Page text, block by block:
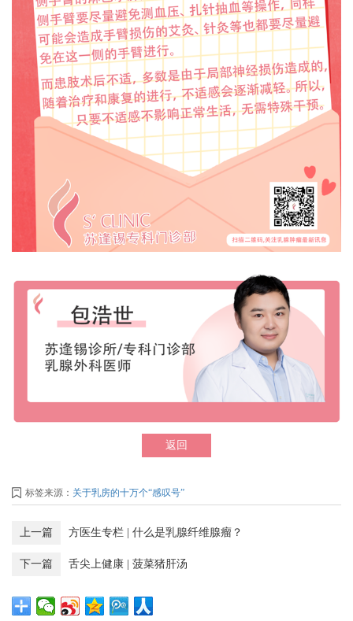
返回
标签来源： 关于乳房的十万个“感叹号”
上一篇 方医生专栏 | 什么是乳腺纤维腺瘤？
下一篇 舌尖上健康 | 菠菜猪肝汤